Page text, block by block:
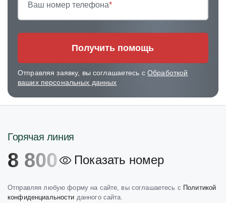
Ваш номер телефона*
Получить помощь
Отправляя заявку, вы соглашаетесь сОбработкой
ваших персональных данных
Горячая линия
8 800 Показать номер
Отправляя любую форму на сайте, вы соглашаетесь с Политикой
конфиденциальности данного сайта.